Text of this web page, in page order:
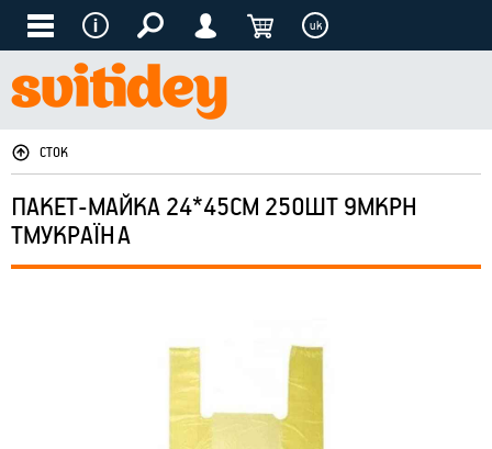
uk
СТОК
ПАКЕТ-МАЙКА 24*45СМ 250ШТ 9МКРН
ТМУКРАЇНА